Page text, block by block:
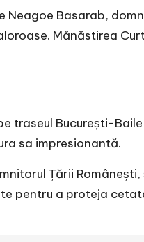
Basarab,
Mănăstirea
București-
sa impresionantă.
Țării
pentru a proteja